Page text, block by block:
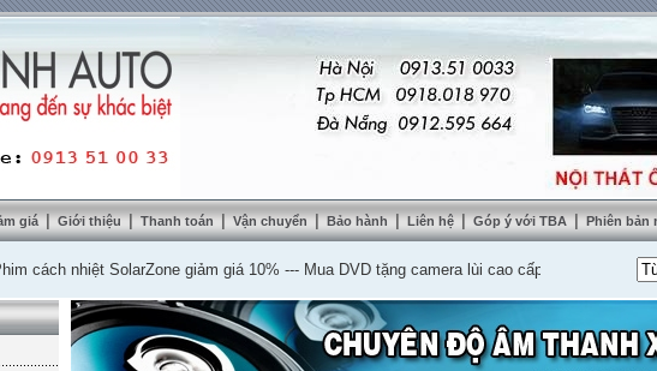
giá | Giới thiệu | Thanh toán | Vận chuyển | Bảo hành | Liên hệ | Góp ý với TBA | Phiên bản
nhiệt SolarZone giảm giá 10%---Mua DVD tặng camera lùi cao cấp--- Lắp nệm ghế da